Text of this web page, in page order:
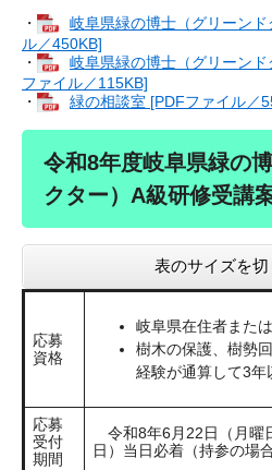
・
岐阜県緑の博士（グリーン
ル／450KB]
・
岐阜県緑の博士（グリーン
ファイル／115KB]
・
緑の相談室 [PDFファイル／
令和8年度岐阜県緑の
クター）A級研修受講
表のサイズを切
応募
資格
岐阜県在住者また
樹木の保護、樹勢
経験が通算して3年
応募
受付
期間
令和8年6月22日（月曜
日）当日必着（持参の場